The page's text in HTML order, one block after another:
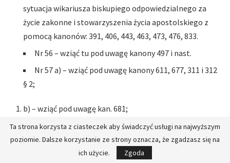
sytuacja wikariusza biskupiego odpowiedzialnego za
życie zakonne i stowarzyszenia życia apostolskiego z
pomocą kanonów: 391, 406, 443, 463, 473, 476, 833.
Nr 56 – wziąć tu pod uwagę kanony 497 i nast.
Nr 57 a) – wziąć pod uwagę kanony 611, 677, 311 i 312
§ 2;
b) – wziąć pod uwagę kan. 681;
c) – wziąć pod uwagę kan. 682.
Nr 58 – wziąć pod uwagę kan. 682.
Ta strona korzysta z ciasteczek aby świadczyć usługi na najwyższym
poziomie. Dalsze korzystanie ze strony oznacza, że zgadzasz się na
ich użycie.
Zgoda